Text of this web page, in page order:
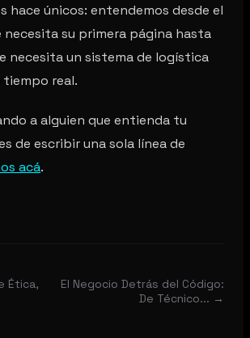
hace únicos: entendemos desde el
necesita su primera página hasta
necesita un sistema de logística
tiempo real.
a alguien que entienda tu
de escribir una sola línea de
acá.
Ética,
El Negocio Detrás del Código:
De Técnico... →